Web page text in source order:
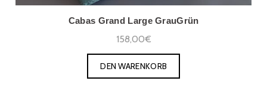
Cabas Grand Large GrauGrün
158,00€
DEN WARENKORB